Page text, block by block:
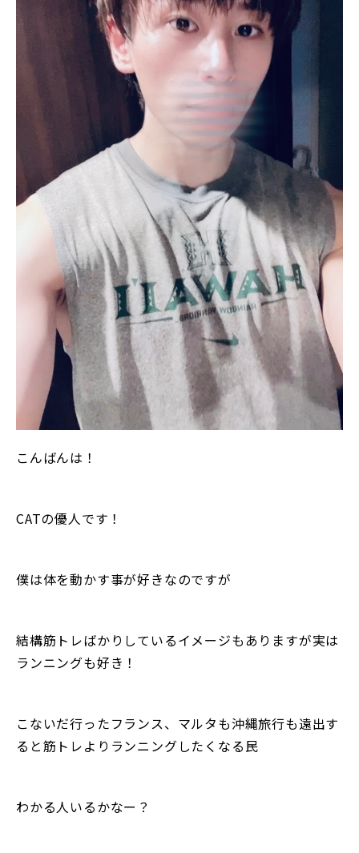
こんばんは！
CATの優人です！
僕は体を動かす事が好きなのですが
結構筋トレばかりしているイメージもありますが実は
ランニングも好き！
こないだ行ったフランス、マルタも沖縄旅行も遠出す
ると筋トレよりランニングしたくなる民
わかる人いるかなー？